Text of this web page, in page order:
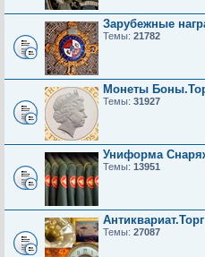
Зарубежные
Темы: 21782
Монеты
Темы: 31927
Униформа
Темы: 13951
Антиквариат.Торг
Темы: 27087